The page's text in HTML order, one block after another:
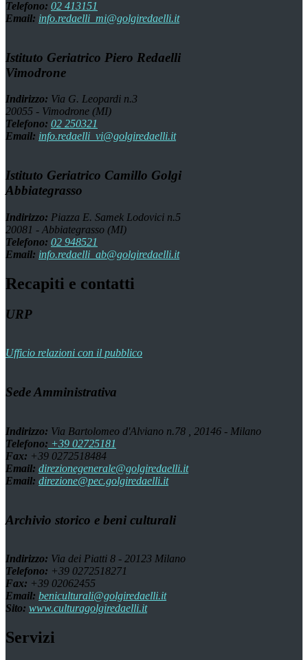
Telefono: 02 413151
Email: info.redaelli_mi@golgiredaelli.it
Istituto Geriatrico Piero Redaelli
Vimodrone
Indirizzo: Via G. Leopardi n.3
20055 - Vimodrone (MI)
Telefono: 02 250321
Email: info.redaelli_vi@golgiredaelli.it
Istituto Geriatrico Camillo Golgi
Abbiategrasso
Indirizzo: Piazza E. Samek Lodovici n.5
20081 - Abbiategrasso (MI)
Telefono: 02 948521
Email: info.redaelli_ab@golgiredaelli.it
Recapiti e contatti
URP
Ufficio relazioni con il pubblico
Sede Amministrativa
Indirizzo: Via Bartolomeo d'Alviano n.78 , 20146 - Milano
Telefono: +39 02725181
Fax: +39 0272518484
Email: direzionegenerale@golgiredaelli.it
Email: direzione@pec.golgiredaelli.it
Archivio storico e beni culturali
Indirizzo: Via dei Piatti 8 - 20123 Milano
Telefono: +39 0272518271
Fax: +39 02062455
Email: beniculturali@golgiredaelli.it
Sito: www.culturagolgiredaelli.it
Servizi